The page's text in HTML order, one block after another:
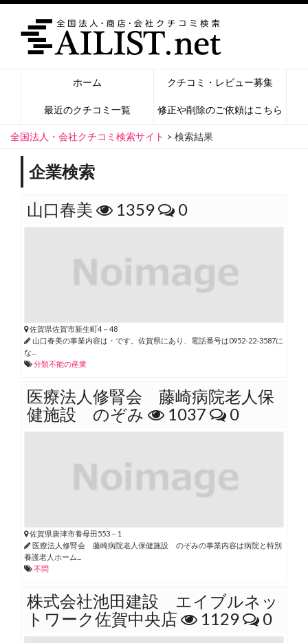
ホーム クチコミ・レビュー募集
最近のクチコミ一覧 修正や削除のご依頼はこちら
全国法人・会社クチコミ検索サイト > 検索結果
企業検索
山口春美
1359 0
佐賀県佐賀市新生町4－48
山口春美の事業内容は・です。佐賀県にあり、電話番号は0952-22-3587に
な...
分類不能の産業
医療法人修腎会 藤崎病院老人保
健施設 のぞみ
1037 0
佐賀県唐津市養母田553－1
医療法人修腎会 藤崎病院老人保健施設 のぞみの事業内容は病院と特別
養護老人ホーム...
不問
株式会社池田建設 エイブルネッ
トワーク佐賀中央店
1129 0